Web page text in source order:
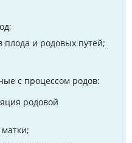
плода и родовых путей;
с процессом родов:
родовой